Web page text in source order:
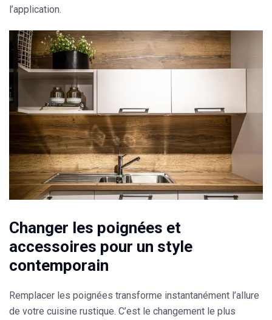
l’application.
Changer les poignées et
accessoires pour un style
contemporain
Remplacer les poignées transforme instantanément l’allure
de votre cuisine rustique. C’est le changement le plus